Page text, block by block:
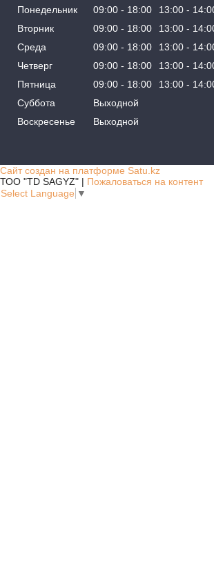
Понедельник 09:00 18:00 13:00
Вторник
09:00 18:00 13:00
Среда
09:00 18:00 13:00
Четверг
09:00 18:00 13:00
Пятница
09:00 18:00 13:00
Суббота
Выходной
Воскресенье
Выходной
Сайт создан на платформе Satu.kz
ТОО "TD SAGYZ" | Пожаловаться на контент
Select Language ▼